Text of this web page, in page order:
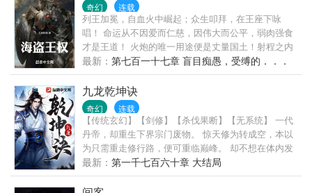
奇幻 连载
列王加冕，自血火中崛起；众生叩拜，在王座下咏
唱！ 命运从不因爱而仁慈，因伟大而公平，弱肉强食
才是王道！ 火炮的唯一用途便是丈量国土！射程之内
皆为真理！ 而在这个被巨舰大炮主宰的大航海时代，
唯一的真理便是... 拿来吧你！ “等等！海外都是些什么
东西？撤退，撤...啊——！” 上一个纪元的伟大存在早
已淹没于史诗，无知的凡人趁势而起，擦亮火炮，扬
帆起航。 可这个时代虽然已经变了，却又没有变得那
么彻底。 拜伦带着一本【航海日志】，一头扎进了这
个神秘、蛮荒、血腥....却也摇摇欲坠的大航海时代。
侥幸在红白蔷薇的王位战争中幸存，以海盗民族的湾
民之血踏足超凡，登上【荣耀阶梯】。 用自己的【王
权铁律·海盗法典】威压七海，加冕【狂猎：噬血的暴
最新： 第七百一十七章 盲目痴愚，受缚的．．．
罗一！
九龙乾坤诀
奇幻 连载
【传统玄幻】【剑修】【杀伐果断】【无系统】 一代
丹帝，却重生下界宗门废物。 惊天修为转成空，本以
为只需重走修行路，便可重临巅峰。 却不想在体内发
现九龙乾坤鼎，内藏逆天功法！ 上一世，他虽登临帝
位，列于十大仙帝之首，但终究已是极限。 这一世，
他从头来过，携带天帝记忆，修炼逆天法诀。 一剑一
最新： 第一千七百六十章 大结局